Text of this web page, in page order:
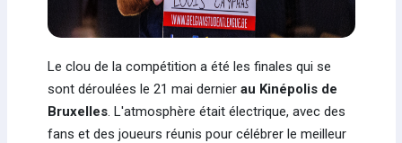
Le clou de la compétition a été les finales qui se
sont déroulées le 21 mai dernier au Kinépolis de
Bruxelles. L'atmosphère était électrique, avec des
fans et des joueurs réunis pour célébrer le meilleur